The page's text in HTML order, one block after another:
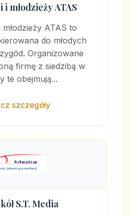
młodzieży ATAS
ATAS to
do młodych
Organizowane
firmę z siedzibą w
te obejmują...
szczegóły
S.T. Media